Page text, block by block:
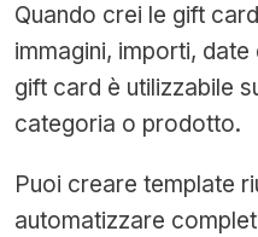
Quando crei le gift
immagini, importi,
gift card è utilizzabile
categoria o prodotto.
Puoi creare template
automatizzare